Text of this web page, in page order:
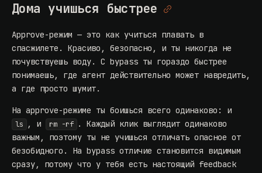
Дома учишься быстрее
Approve-режим — это как учиться плавать в
спасжилете. Красиво, безопасно, и ты никогда не
почувствуешь воду. С bypass ты гораздо быстрее
понимаешь, где агент действительно может навредить,
а где просто шумит.
На approve-режиме ты боишься всего одинаково: и
ls , и rm -rf . Каждый клик выглядит одинаково
важным, поэтому ты не учишься отличать опасное от
безобидного. На bypass отличие становится видимым
сразу, потому что у тебя есть настоящий feedback